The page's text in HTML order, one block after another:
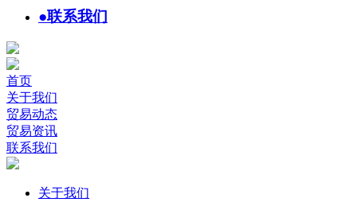
●联系我们
首页
关于我们
贸易动态
贸易资讯
联系我们
关于我们